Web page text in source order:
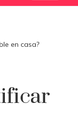
en casa?